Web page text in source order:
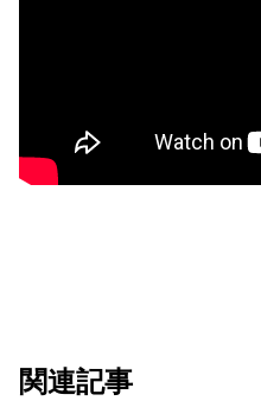
関連記事